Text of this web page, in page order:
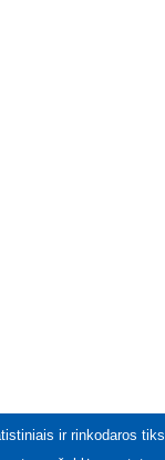
ir rinkodaros